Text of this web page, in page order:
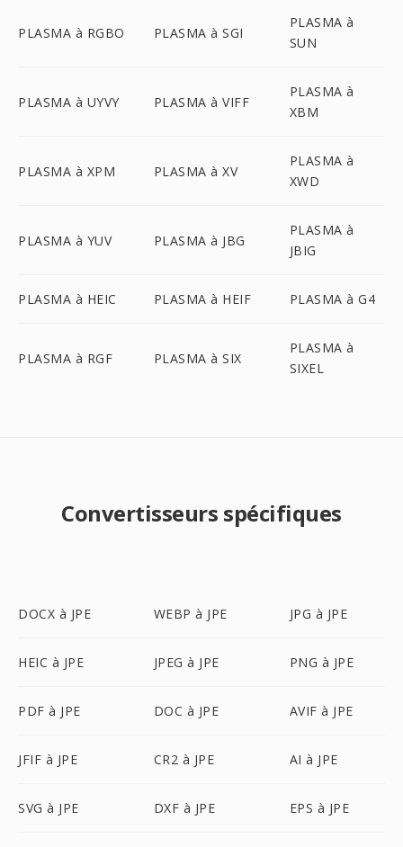
PLASMA à RGBO PLASMA à SGI
PLASMA à
SUN
PLASMA à UYVY PLASMA à VIFF
PLASMA à
XBM
PLASMA à XPM PLASMA à XV
PLASMA à
XWD
PLASMA à YUV PLASMA à JBG
PLASMA à
JBIG
PLASMA à HEIC PLASMA à HEIF PLASMA à G4
PLASMA à RGF PLASMA à SIX
PLASMA à
SIXEL
Convertisseurs spécifiques
DOCX à JPE WEBP à JPE JPG à JPE
HEIC à JPE JPEG à JPE PNG à JPE
PDF à JPE DOC à JPE AVIF à JPE
JFIF à JPE CR2 à JPE AI à JPE
SVG à JPE DXF à JPE EPS à JPE